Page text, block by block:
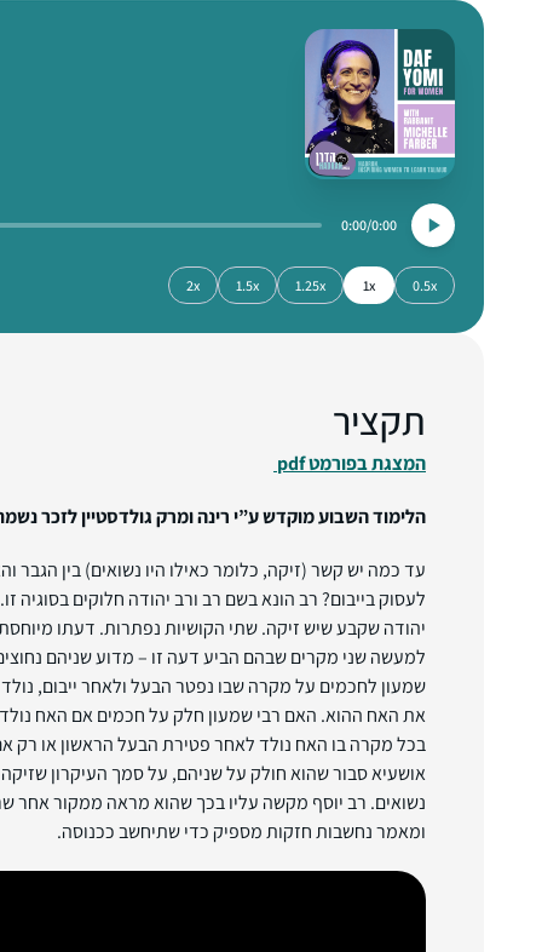
0:00
0:00
0.5x
1x
1.25x
1.5x
2x
תקציר
המצגת בפורמט pdf
הלימוד השבוע מוקדש ע”י רינה ומרק גולדסטיין לזכר
עד כמה יש קשר (זיקה, כלומר כאילו היו נשואים) בין הגבר
לעסוק בייבום? רב הונא בשם רב ורב יהודה חלוקים בסוגיה
יהודה שקבע שיש זיקה. שתי הקושיות נפתרות. דעתו
למעשה שני מקרים שבהם הביע דעה זו – מדוע שניהם
שמעון לחכמים על מקרה שבו נפטר הבעל ולאחר ייבום,
את האח ההוא. האם רבי שמעון חלק על חכמים אם האח
בכל מקרה בו האח נולד לאחר פטירת הבעל הראשון או רק
אושעיא סבור שהוא חולק על שניהם, על סמך העיקרון
נשואים. רב יוסף מקשה עליו בכך שהוא מראה ממקור אחר
ומאמר נחשבות חזקות מספיק כדי שתיחשב ככנוסה.